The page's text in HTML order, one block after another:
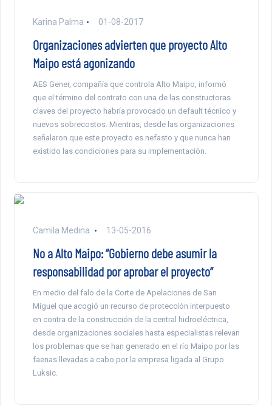
Karina Palma 01-08-2017
Organizaciones advierten que proyecto Alto
Maipo está agonizando
AES Gener, compañía que controla Alto Maipo, informó
que el término del contrato con una de las constructoras
claves del proyecto habría provocado un default técnico y
nuevos sobrecostos. Mientras, desde las organizaciones
señalaron que este proyecto es nefasto y que nunca han
existido las condiciones para su implementación.
Camila Medina 13-05-2016
No a Alto Maipo: “Gobierno debe asumir la
responsabilidad por aprobar el proyecto”
En medio del falo de la Corte de Apelaciones de San
Miguel que acogió un recurso de protección interpuesto
en contra de la construcción de la central hidroeléctrica,
desde organizaciones sociales hasta especialistas relevan
los problemas que se han generado en el río Maipo por las
faenas llevadas a cabo por la empresa ligada al Grupo
Luksic.